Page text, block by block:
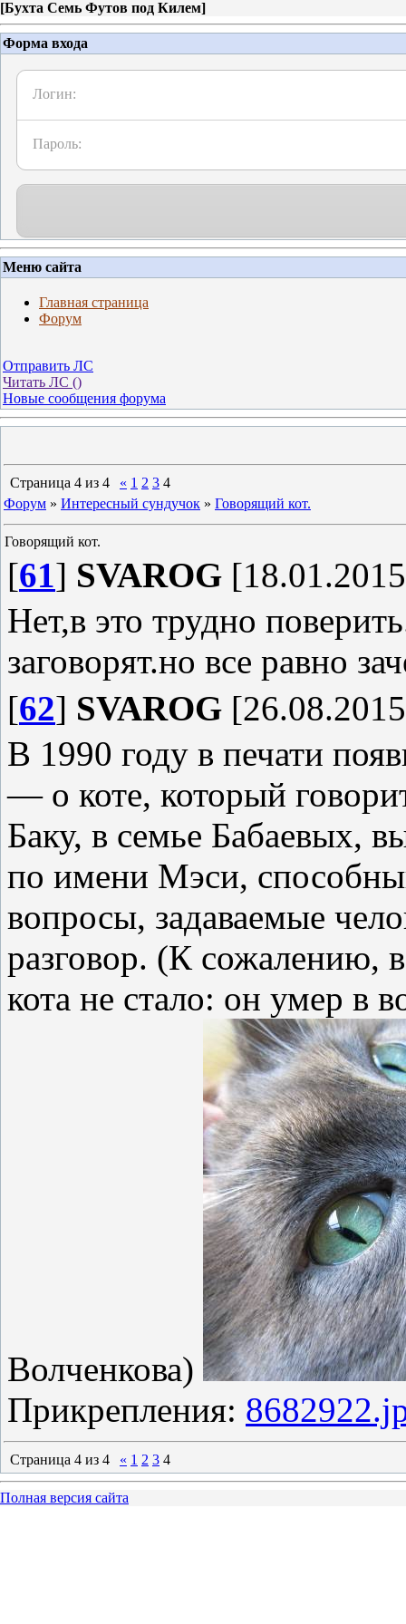
[Бухта Семь Футов под Килем]
Форма входа
Логин:
Пароль:
Меню сайта
Главная страница
Форум
Отправить ЛС
Читать ЛС ()
Новые сообщения форума
Страница 4 из 4 « 1 2 3 4
Форум » Интересный сундучок » Говорящий кот.
Говорящий кот.
[61] SVAROG
Нет,в это трудно
заговорят.но все равно
[62] SVAROG
В 1990 году в печати
— о коте, который
Баку, в семье Бабаевых,
по имени Мэси,
вопросы, задаваемые
разговор. (К сожалению,
кота не стало: он умер в
Волченкова)
Прикрепления:
Страница 4 из 4 « 1 2 3 4
Полная версия сайта